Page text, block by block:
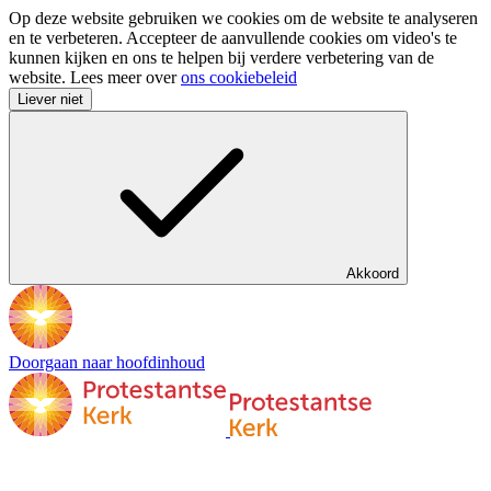
Op deze website gebruiken we cookies om de website te analyseren
en te verbeteren. Accepteer de aanvullende cookies om video's te
kunnen kijken en ons te helpen bij verdere verbetering van de
website. Lees meer overons cookiebeleid
Liever niet
Akkoord
Doorgaan naar hoofdinhoud